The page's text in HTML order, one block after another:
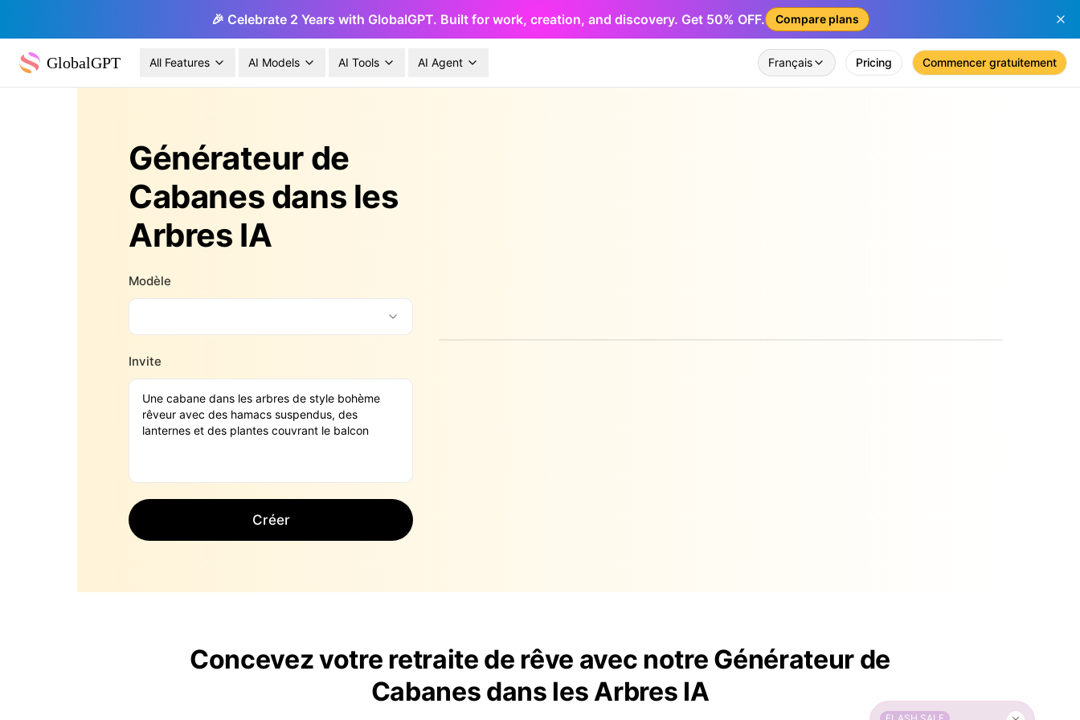
🎉 Celebrate 2 Years with GlobalGPT. Built for work, creation, and discovery. Get 50% OFF. Compare plans
GlobalGPT All Features AI Models AI Tools AI Agent Français Pricing Commencer gratuitement
Générateur de
Cabanes dans les
Arbres IA
Modèle
Invite
Créer
Concevez votre retraite de rêve avec notre Générateur de
Cabanes dans les Arbres IA